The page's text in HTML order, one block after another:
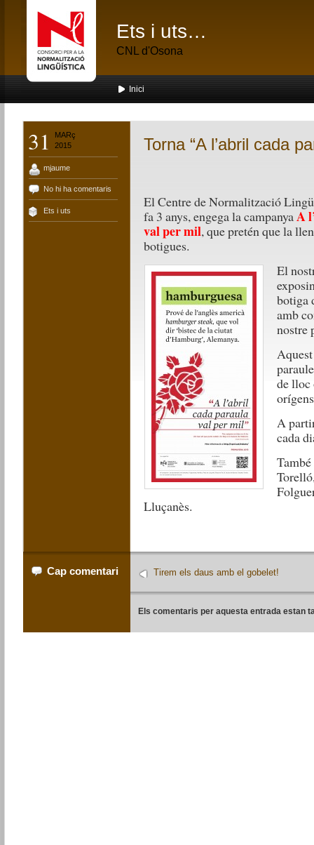
Ets i uts…
CNL d'Osona
Inici
31
MARç
2015
mjaume
No hi ha comentaris
Ets i uts
Torna “A l’abril cada
El Centre de Normalització
fa 3 anys, engega la campanyaA
val per mil, que pretén que la
botigues.
El
botiga
amb
nostre
de lloc
A
cada
Lluçanès.
Cap comentari Tirem els daus amb el gobelet!
Els comentaris per aquesta entrada estan